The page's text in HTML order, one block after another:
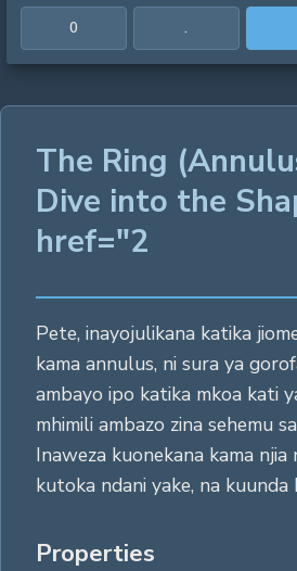
0 .
The Ring
Dive into the
href="2
Pete, inayojulikana katika
kama annulus, ni sura ya
ambayo ipo katika mkoa kati
mhimili ambazo zina sehemu
Inaweza kuonekana kama njia
kutoka ndani yake, na kuunda
Properties